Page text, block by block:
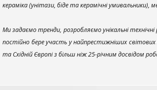
кераміка (унітази, біде та керамічні
Ми задаємо тренди, розробляємо унікальні
постійно бере участь у найпрестижніших
та Східній Європі з більш ніж 25-річним досвідом